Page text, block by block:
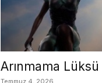
Arınmama
Temmuz 4, 2026